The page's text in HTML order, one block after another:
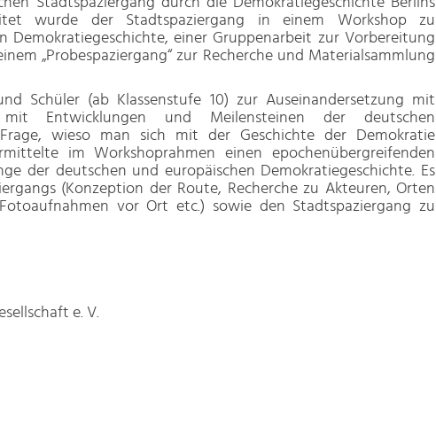
wurde der Stadtspaziergang in einem Workshop zu
Demokratiegeschichte, einer Gruppenarbeit zur Vorbereitung
„Probespaziergang“ zur Recherche und Materialsammlung
Schüler (ab Klassenstufe 10) zur Auseinandersetzung mit
Entwicklungen und Meilensteinen der deutschen
wieso man sich mit der Geschichte der Demokratie
im Workshoprahmen einen epochenübergreifenden
der deutschen und europäischen Demokratiegeschichte. Es
(Konzeption der Route, Recherche zu Akteuren, Orten
vor Ort etc.) sowie den Stadtspaziergang zu
e. V.